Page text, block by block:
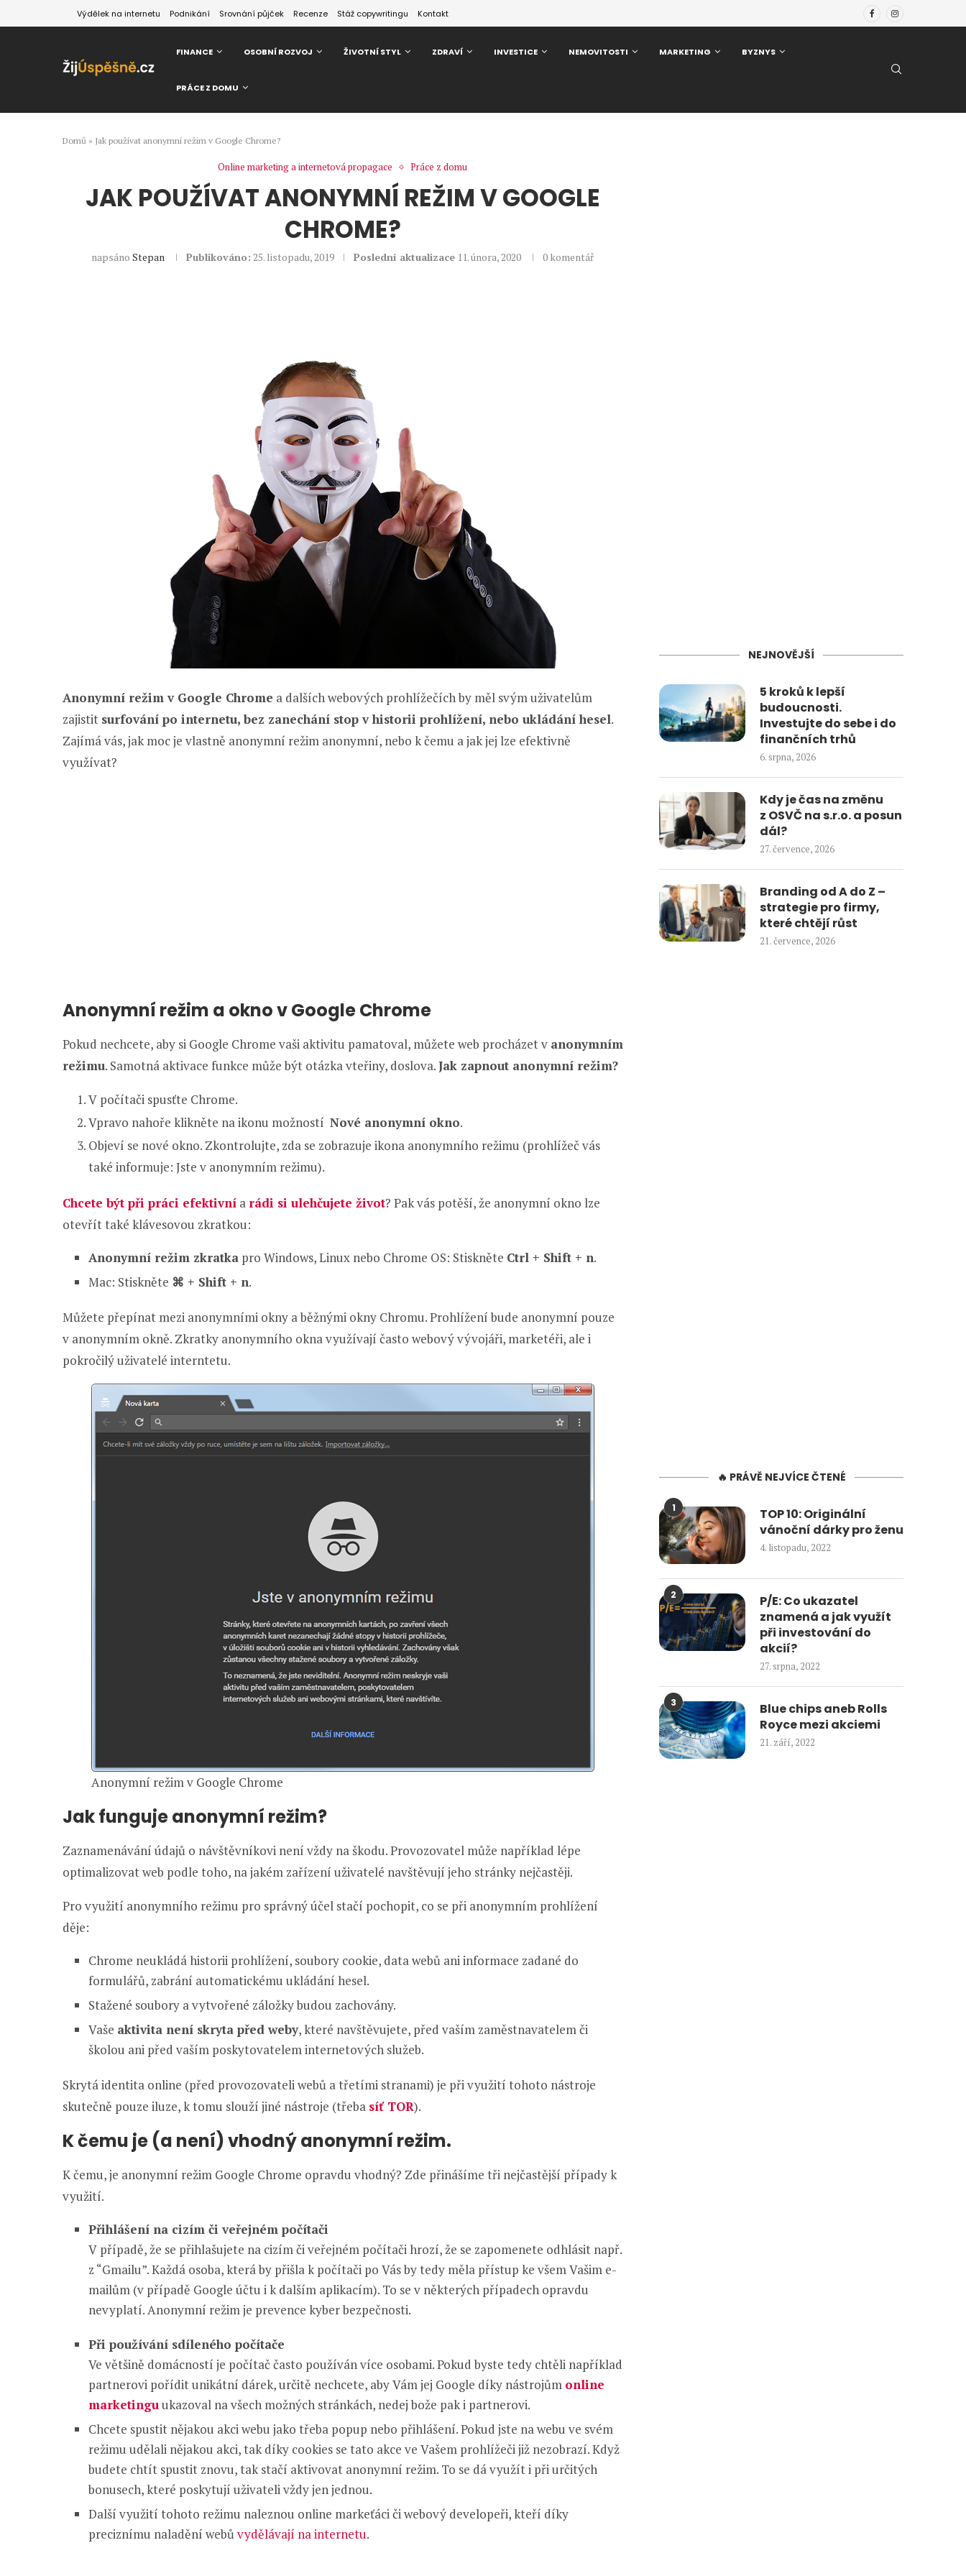
Výdělek na internetu Podnikání Srovnání půjček Recenze Stáž copywritingu Kontakt
FINANCE OSOBNÍ ROZVOJ ŽIVOTNÍ STYL ZDRAVÍ INVESTICE NEMOVITOSTI MARKETING BYZNYS
PRÁCE Z DOMU
Domů » Jak používat anonymní režim v Google Chrome?
Online marketing a internetová propagace Práce z domu
JAK POUŽÍVAT ANONYMNÍ REŽIM V GOOGLE
CHROME?
napsánoStepan Publikováno: 25. listopadu, 2019 Poslední aktualizace 11. února, 2020 0 komentář
Anonymní režim v Google Chrome a dalších webových prohlížečích by měl svým uživatelům
zajistit surfování po internetu, bez zanechání stop v historii prohlížení, nebo ukládání hesel.
Zajímá vás, jak moc je vlastně anonymní režim anonymní, nebo k čemu a jak jej lze efektivně
využívat?
Anonymní režim a okno v Google Chrome
Pokud nechcete, aby si Google Chrome vaši aktivitu pamatoval, můžete web procházet v anonymním
režimu. Samotná aktivace funkce může být otázka vteřiny, doslova.Jak zapnout anonymní režim?
V počítači spusťte Chrome.
Vpravo nahoře klikněte na ikonu možností Nové anonymní okno.
Objeví se nové okno. Zkontrolujte, zda se zobrazuje ikona anonymního režimu (prohlížeč vás
také informuje: Jste v anonymním režimu).
Chcete být při práci efektivní a rádi si ulehčujete život? Pak vás potěší, že anonymní okno lze
otevřít také klávesovou zkratkou:
Anonymní režim zkratka pro Windows, Linux nebo Chrome OS: Stiskněte Ctrl + Shift + n.
Mac: Stiskněte ⌘ + Shift + n.
Můžete přepínat mezi anonymními okny a běžnými okny Chromu. Prohlížení bude anonymní pouze
v anonymním okně. Zkratky anonymního okna využívají často webový vývojáři, marketéři, ale i
pokročilý uživatelé interntetu.
Anonymní režim v Google Chrome
Jak funguje anonymní režim?
Zaznamenávání údajů o návštěvníkovi není vždy na škodu. Provozovatel může například lépe
optimalizovat web podle toho, na jakém zařízení uživatelé navštěvují jeho stránky nejčastěji.
Pro využití anonymního režimu pro správný účel stačí pochopit, co se při anonymním prohlížení
děje:
Chrome neukládá historii prohlížení, soubory cookie, data webů ani informace zadané do
formulářů, zabrání automatickému ukládání hesel.
Stažené soubory a vytvořené záložky budou zachovány.
Vaše aktivita není skryta před weby, které navštěvujete, před vaším zaměstnavatelem či
školou ani před vaším poskytovatelem internetových služeb.
Skrytá identita online (před provozovateli webů a třetími stranami) je při využití tohoto nástroje
skutečně pouze iluze, k tomu slouží jiné nástroje (třeba síť TOR).
K čemu je (a není) vhodný anonymní režim.
K čemu, je anonymní režim Google Chrome opravdu vhodný? Zde přinášíme tři nejčastější případy k
využití.
Přihlášení na cizím či veřejném počítači
V případě, že se přihlašujete na cizím či veřejném počítači hrozí, že se zapomenete odhlásit např.
z “Gmailu”. Každá osoba, která by přišla k počítači po Vás by tedy měla přístup ke všem Vašim e-
mailům (v případě Google účtu i k dalším aplikacím). To se v některých případech opravdu
nevyplatí. Anonymní režim je prevence kyber bezpečnosti.
Při používání sdíleného počítače
Ve většině domácností je počítač často používán více osobami. Pokud byste tedy chtěli například
partnerovi pořídit unikátní dárek, určitě nechcete, aby Vám jej Google díky nástrojům online
marketinguukazoval na všech možných stránkách, nedej bože pak i partnerovi.
Chcete spustit nějakou akci webu jako třeba popup nebo přihlášení. Pokud jste na webu ve svém
režimu udělali nějakou akci, tak díky cookies se tato akce ve Vašem prohlížeči již nezobrazí. Když
budete chtít spustit znovu, tak stačí aktivovat anonymní režim. To se dá využít i při určitých
bonusech, které poskytují uživateli vždy jen jednou.
Další využití tohoto režimu naleznou online markeťáci či webový developeři, kteří díky
preciznímu naladění webůvydělávají na internetu.
NEJNOVĚJŠÍ
5 kroků k lepší
budoucnosti.
Investujte do sebe i do
finančních trhů
6. srpna, 2026
Kdy je čas na změnu
z OSVČ na s.r.o. a posun
dál?
27. července, 2026
Branding od A do Z –
strategie pro firmy,
které chtějí růst
21. července, 2026
🔥 PRÁVĚ NEJVÍCE ČTENÉ
1
TOP 10: Originální
vánoční dárky pro ženu
4. listopadu, 2022
2
P/E: Co ukazatel
znamená a jak využít
při investování do
akcií?
27. srpna, 2022
3
Blue chips aneb Rolls
Royce mezi akciemi
21. září, 2022